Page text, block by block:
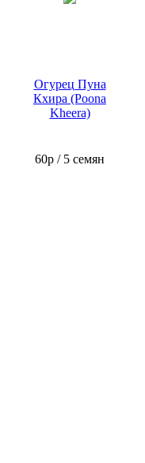
Огурец Пуна
Кхира (Poona
Kheera)
60р / 5 семян